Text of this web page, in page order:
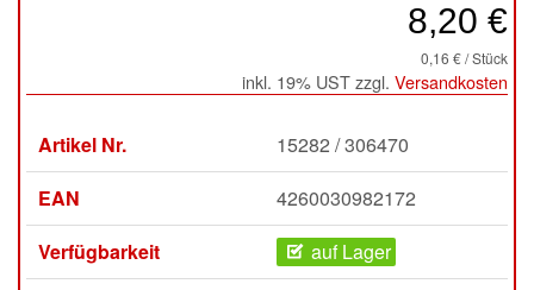
8,20 €
0,16 € / Stück
inkl. 19% UST zzgl. Versandkosten
Artikel Nr.
15282 / 306470
EAN
4260030982172
Verfügbarkeit
auf Lager